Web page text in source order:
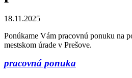
18.11.2025
Ponúkame Vám pracovnú ponuku na
mestskom úrade v Prešove.
pracovná ponuka